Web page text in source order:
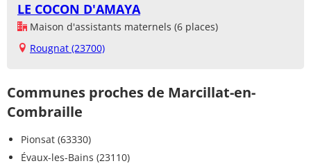
LE COCON D'AMAYA
Maison d'assistants maternels (6 places)
Rougnat (23700)
Communes proches de Marcillat-en-
Combraille
Pionsat (63330)
Évaux-les-Bains (23110)